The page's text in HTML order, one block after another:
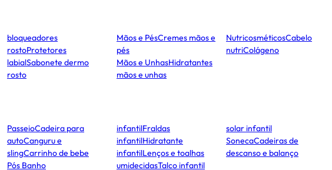
bloqueadores
rostoProtetores
labialSabonete dermo
rosto
Mãos e PésCremes mãos e
pés
Mãos e UnhasHidratantes
mãos e unhas
NutricosméticosCabelo
nutriColágeno
PasseioCadeira para
autoCanguru e
slingCarrinho de bebe
Pós Banho
infantilFraldas
infantilHidratante
infantilLenços e toalhas
umidecidasTalco infantil
solar infantil
SonecaCadeiras de
descanso e balanço